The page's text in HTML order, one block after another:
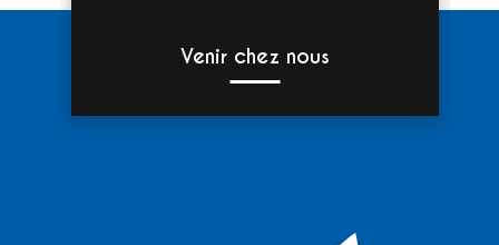
Venir chez nous